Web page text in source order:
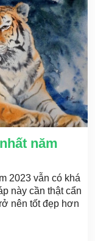
năm
2023 vẫn có khá
này cần thật cẩn
nên tốt đẹp hơn